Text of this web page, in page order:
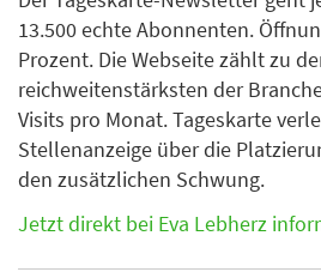
13.500 echte Abonnenten.
Prozent. Die Webseite zählt zu
reichweitenstärksten der
Visits pro Monat. Tageskarte
Stellenanzeige über die
den zusätzlichen Schwung.
Jetzt direkt bei Eva Lebherz